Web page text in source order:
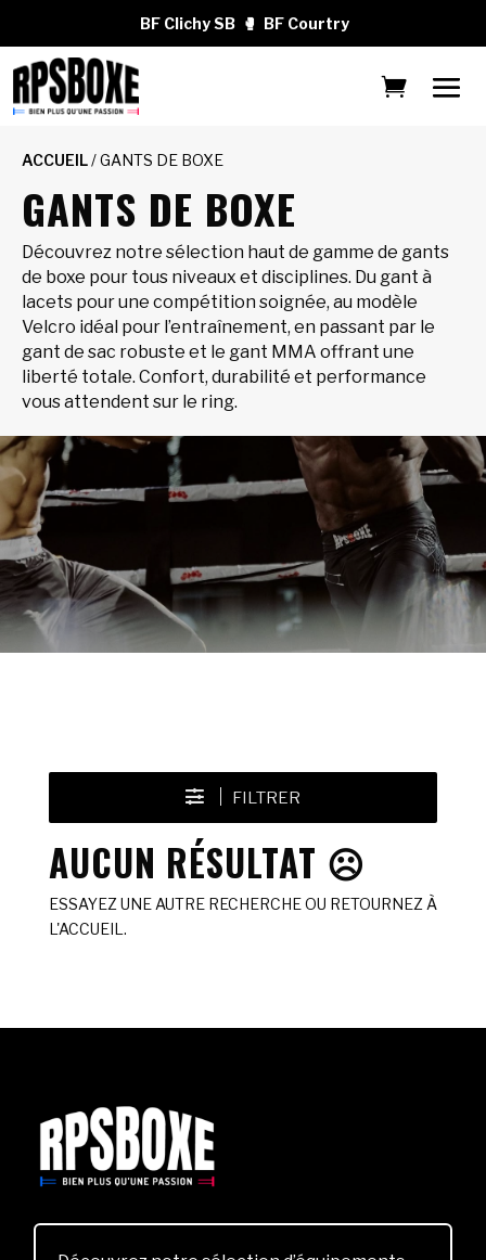
BF Clichy SB 🥊 BF Courtry
ACCUEIL/ GANTS DE BOXE
GANTS DE BOXE
Découvrez notre sélection haut de gamme de gants
de boxe pour tous niveaux et disciplines. Du gant à
lacets pour une compétition soignée, au modèle
Velcro idéal pour l’entraînement, en passant par le
gant de sac robuste et le gant MMA offrant une
liberté totale. Confort, durabilité et performance
vous attendent sur le ring.
FILTRER
AUCUN RÉSULTAT ☹️
ESSAYEZ UNE AUTRE RECHERCHE OU RETOURNEZ À
L'ACCUEIL.